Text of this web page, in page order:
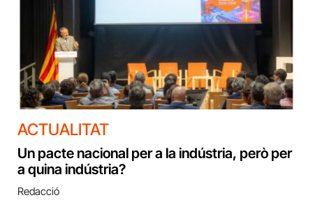
ACTUALITAT
Un pacte nacional per a la indústria, però per
a quina indústria?
Redacció